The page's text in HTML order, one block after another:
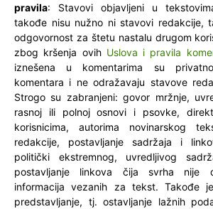
pravila: Stavovi objavljeni u
takođe nisu nužno ni stavovi redakcije,
odgovornost za štetu nastalu drugom
zbog kršenja ovih Uslova i pravila
iznešena u komentarima su
komentara i ne odražavaju stavove
Strogo su zabranjeni: govor mržnje,
rasnoj ili polnoj osnovi i psovke,
korisnicima, autorima novinarskog
redakcije, postavljanje sadržaja i
politički ekstremnog, uvredljivog
postavljanje linkova čija svrha nije
informacija vezanih za tekst. Takođe
predstavljanje, tj. ostavljanje lažnih